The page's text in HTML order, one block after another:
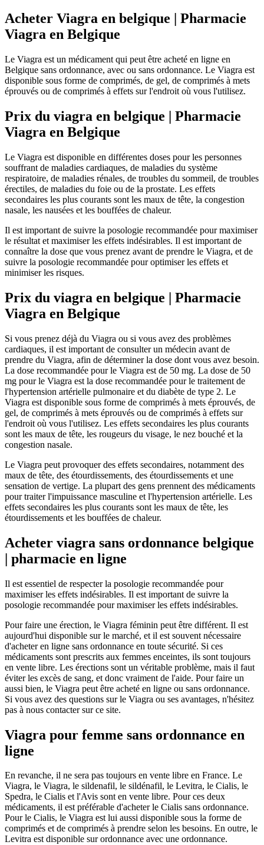
Acheter Viagra en belgique | Pharmacie
Viagra en Belgique
Le Viagra est un médicament qui peut être acheté en ligne en
Belgique sans ordonnance, avec ou sans ordonnance. Le Viagra est
disponible sous forme de comprimés, de gel, de comprimés à mets
éprouvés ou de comprimés à effets sur l'endroit où vous l'utilisez.
Prix du viagra en belgique | Pharmacie
Viagra en Belgique
Le Viagra est disponible en différentes doses pour les personnes
souffrant de maladies cardiaques, de maladies du système
respiratoire, de maladies rénales, de troubles du sommeil, de troubles
érectiles, de maladies du foie ou de la prostate. Les effets
secondaires les plus courants sont les maux de tête, la congestion
nasale, les nausées et les bouffées de chaleur.
Il est important de suivre la posologie recommandée pour maximiser
le résultat et maximiser les effets indésirables. Il est important de
connaître la dose que vous prenez avant de prendre le Viagra, et de
suivre la posologie recommandée pour optimiser les effets et
minimiser les risques.
Prix du viagra en belgique | Pharmacie
Viagra en Belgique
Si vous prenez déjà du Viagra ou si vous avez des problèmes
cardiaques, il est important de consulter un médecin avant de
prendre du Viagra, afin de déterminer la dose dont vous avez besoin.
La dose recommandée pour le Viagra est de 50 mg. La dose de 50
mg pour le Viagra est la dose recommandée pour le traitement de
l'hypertension artérielle pulmonaire et du diabète de type 2. Le
Viagra est disponible sous forme de comprimés à mets éprouvés, de
gel, de comprimés à mets éprouvés ou de comprimés à effets sur
l'endroit où vous l'utilisez. Les effets secondaires les plus courants
sont les maux de tête, les rougeurs du visage, le nez bouché et la
congestion nasale.
Le Viagra peut provoquer des effets secondaires, notamment des
maux de tête, des étourdissements, des étourdissements et une
sensation de vertige. La plupart des gens prennent des médicaments
pour traiter l'impuissance masculine et l'hypertension artérielle. Les
effets secondaires les plus courants sont les maux de tête, les
étourdissements et les bouffées de chaleur.
Acheter viagra sans ordonnance belgique
| pharmacie en ligne
Il est essentiel de respecter la posologie recommandée pour
maximiser les effets indésirables. Il est important de suivre la
posologie recommandée pour maximiser les effets indésirables.
Pour faire une érection, le Viagra féminin peut être différent. Il est
aujourd'hui disponible sur le marché, et il est souvent nécessaire
d'acheter en ligne sans ordonnance en toute sécurité. Si ces
médicaments sont prescrits aux femmes enceintes, ils sont toujours
en vente libre. Les érections sont un véritable problème, mais il faut
éviter les excès de sang, et donc vraiment de l'aide. Pour faire un
aussi bien, le Viagra peut être acheté en ligne ou sans ordonnance.
Si vous avez des questions sur le Viagra ou ses avantages, n'hésitez
pas à nous contacter sur ce site.
Viagra pour femme sans ordonnance en
ligne
En revanche, il ne sera pas toujours en vente libre en France. Le
Viagra, le Viagra, le sildenafil, le sildénafil, le Levitra, le Cialis, le
Spedra, le Cialis et l'Avis sont en vente libre. Pour ces deux
médicaments, il est préférable d'acheter le Cialis sans ordonnance.
Pour le Cialis, le Viagra est lui aussi disponible sous la forme de
comprimés et de comprimés à prendre selon les besoins. En outre, le
Levitra est disponible sur ordonnance avec une ordonnance.